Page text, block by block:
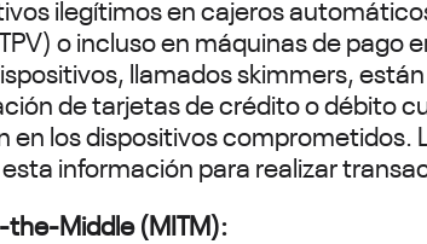
ilegítimos en cajeros
o incluso en máquinas de pago
llamados skimmers,
de tarjetas de crédito o débito
en los dispositivos comprometidos.
información para realizar
the-Middle (MITM):